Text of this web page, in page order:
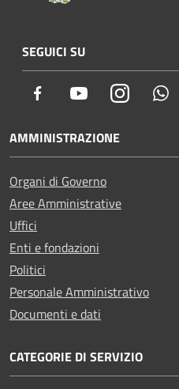
SEGUICI SU
Facebook YoutubeInstagram
AMMINISTRAZIONE
Organi di Governo
Aree Amministrative
Uffici
Enti e fondazioni
Politici
Personale Amministrativo
Documenti e dati
CATEGORIE DI SERVIZIO